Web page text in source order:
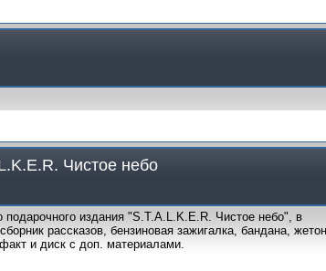
Чистое небо
издания "S.T.A.L.K.E.R. Чистое небо", в
рассказов, бензиновая зажигалка, бандана, жетон
и диск с доп. материалами.